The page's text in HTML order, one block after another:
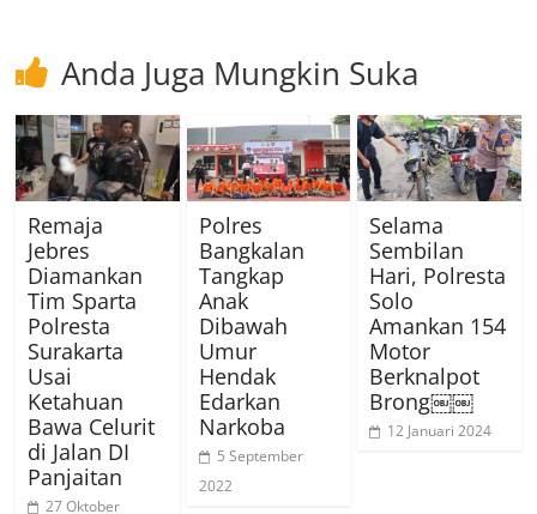
Anda Juga Mungkin Suka
Remaja
Jebres
Diamankan
Tim Sparta
Polresta
Surakarta
Usai
Ketahuan
Bawa Celurit
di Jalan DI
Panjaitan
27 Oktober
Polres
Bangkalan
Tangkap
Anak
Dibawah
Umur
Hendak
Edarkan
Narkoba
5 September
2022
Selama
Sembilan
Hari, Polresta
Solo
Amankan 154
Motor
Berknalpot
Brong￼￼
12 Januari 2024